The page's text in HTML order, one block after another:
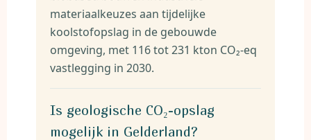
materiaalkeuzes aan tijdelijke
koolstofopslag in de gebouwde
omgeving, met 116 tot 231 kton CO₂-eq
vastlegging in 2030.
Is geologische CO₂-opslag
mogelijk in Gelderland?